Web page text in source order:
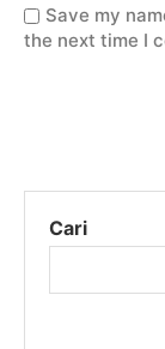
Save my
the next time I
Cari